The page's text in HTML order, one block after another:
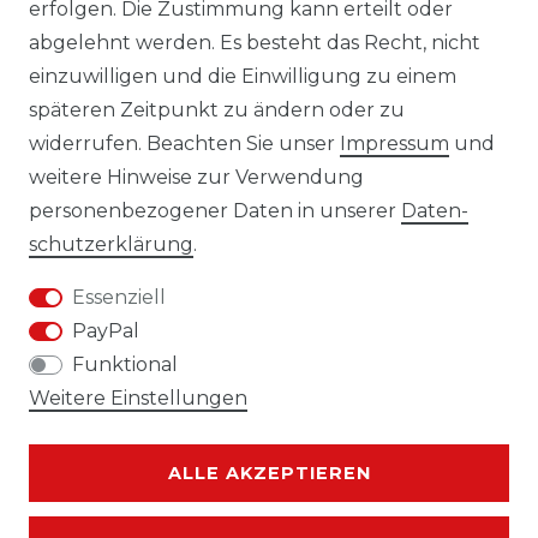
Laro-Shop.de
06233-7705680
info@laro-shop.de
Montag - Freitag, 09:00 - 17:00
Widerrufs­recht
Daten­schutz­erklärung
erfolgen. Die Zustimmung kann erteilt oder
abgelehnt werden. Es besteht das Recht, nicht
einzuwilligen und die Einwilligung zu einem
späteren Zeitpunkt zu ändern oder zu
widerrufen. Beachten Sie unser Impressum und
weitere Hinweise zur Verwendung
personenbezogener Daten in unserer Daten­
schutz­erklärung.
Essenziell
PayPal
Funktional
Weitere Einstellungen
ALLE AKZEPTIEREN